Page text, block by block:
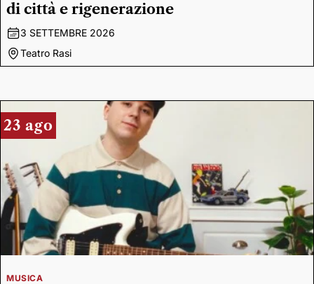
di città e rigenerazione
3 SETTEMBRE 2026
Teatro Rasi
23 ago
MUSICA